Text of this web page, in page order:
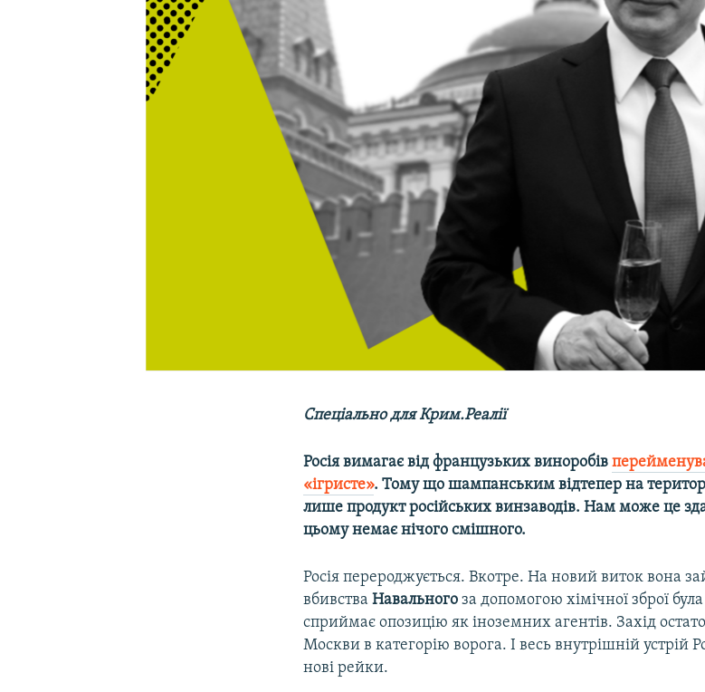
УКРАЇНСЬКА ПРОБЛЕМА КРИМУ
Спеціально для Крим.Реалії
Росія вимагає від французьких виноробів
«ігристе». Тому що шампанським відтепер на
лише продукт російських винзаводів. Нам може це
цьому немає нічого смішного.
Росія перероджується. Вкотре. На новий виток вона
вбивстваНавального за допомогою хімічної зброї
сприймає опозицію як іноземних агентів. Захід
Москви в категорію ворога. І весь внутрішній устрій
нові рейки.